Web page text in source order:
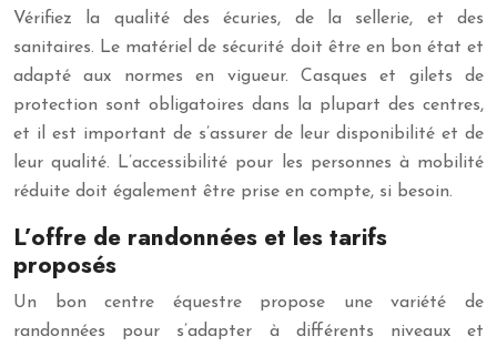
Vérifiez la qualité des écuries, de la sellerie, et des
sanitaires. Le matériel de sécurité doit être en bon état et
adapté aux normes en vigueur. Casques et gilets de
protection sont obligatoires dans la plupart des centres,
et il est important de s’assurer de leur disponibilité et de
leur qualité. L’accessibilité pour les personnes à mobilité
réduite doit également être prise en compte, si besoin.
L’offre de randonnées et les tarifs
proposés
Un bon centre équestre propose une variété de
randonnées pour s’adapter à différents niveaux et